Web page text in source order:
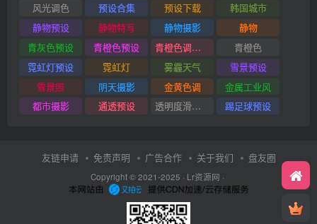
风光调色
预设合集 预设下载
韩国城市
静物预设
静物特写 静物摄影
静物
青灰色预设
青橙色预设 青橙色调预设
青橙色
霓虹灯预设
霓虹灯 雾霾天气
雪景预设
雪景照
阴天摄影 金黄色调
金属工业风
都市摄影
通透预设 透明度滑块插件 踢足球预设
友链申请 免责声明 广告合作 关于我们 盘友圈
Copyright © 2021-2025 · Lr资源网 ·